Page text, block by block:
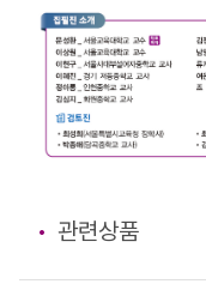
관련상품